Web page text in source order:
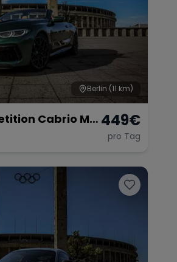
Berlin (11 km)
Cabrio M
449€
pro Tag